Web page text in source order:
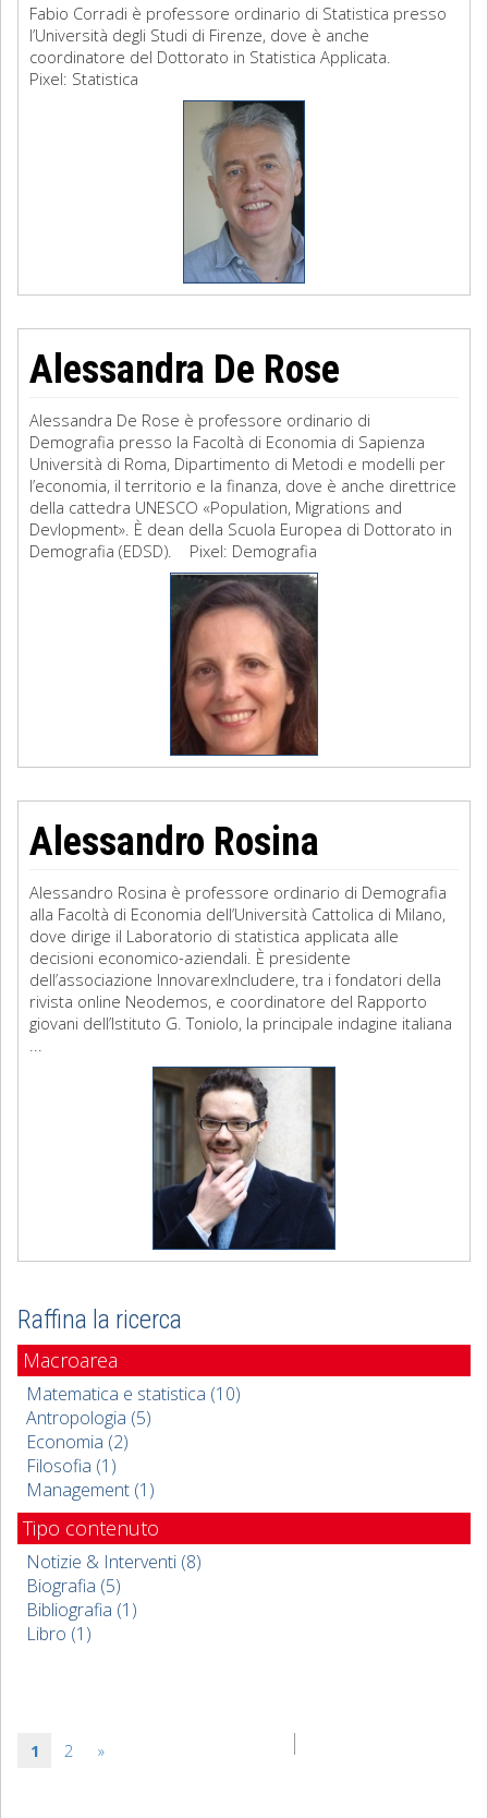
Fabio Corradi è professore ordinario di Statistica presso
l’Università degli Studi di Firenze, dove è anche
coordinatore del Dottorato in Statistica Applicata.
Pixel: Statistica
Alessandra De Rose
Alessandra De Rose è professore ordinario di
Demografia presso la Facoltà di Economia di Sapienza
Università di Roma, Dipartimento di Metodi e modelli per
l’economia, il territorio e la finanza, dove è anche direttrice
della cattedra UNESCO «Population, Migrations and
Devlopment». È dean della Scuola Europea di Dottorato in
Demografia (EDSD). Pixel: Demografia
Alessandro Rosina
Alessandro Rosina è professore ordinario di Demografia
alla Facoltà di Economia dell’Università Cattolica di Milano,
dove dirige il Laboratorio di statistica applicata alle
decisioni economico-aziendali. È presidente
dell’associazione InnovarexIncludere, tra i fondatori della
rivista online Neodemos, e coordinatore del Rapporto
giovani dell’Istituto G. Toniolo, la principale indagine italiana
Raffina la ricerca
Macroarea
Matematica e statistica (10)
Antropologia (5)
Economia (2)
Filosofia (1)
Management (1)
Tipo contenuto
Notizie & Interventi (8)
Biografia (5)
Bibliografia (1)
Libro (1)
1 2 »